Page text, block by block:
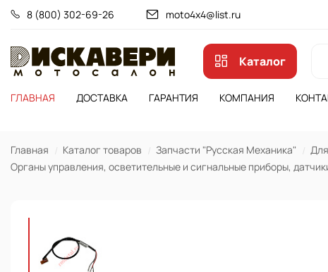
8 (800) 302-69-26 moto4x4@list.ru
Каталог
ГЛАВНАЯ
ДОСТАВКА ГАРАНТИЯ КОМПАНИЯ
Главная Каталог товаров Запчасти "Русская Механика"
Органы управления, осветительные и сигнальные приборы,